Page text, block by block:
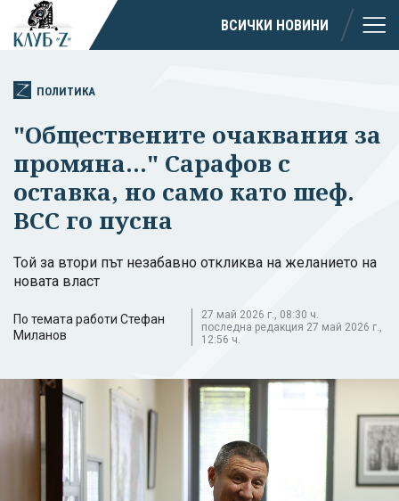
ВСИЧКИ НОВИНИ
ПОЛИТИКА
"Обществените очаквания за
промяна..." Сарафов с
оставка, но само като шеф.
ВСС го пусна
Той за втори път незабавно откликва на желанието на
новата власт
По темата работи Стефан
Миланов
27 май 2026 г., 08:30 ч.
последна редакция 27 май 2026 г.,
12:56 ч.